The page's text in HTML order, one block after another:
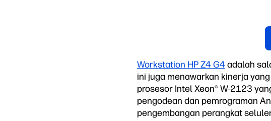
Workstation HP Z4 G4adalah
ini juga menawarkan kinerja
prosesor Intel Xeon® W-2123
pengodean dan pemrograman
pengembangan perangkat